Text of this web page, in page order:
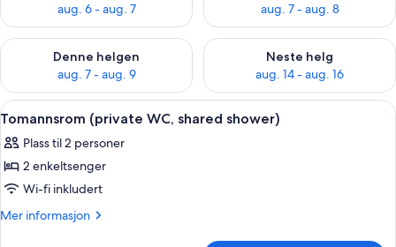
aug. 6 - aug. 7
aug. 7 - aug. 8
Denne helgen
aug. 7 - aug. 9
Sjekk tilgjengelighet for denne helgen, aug. 7 - aug. 9
Neste helg
aug. 14 - aug. 16
Sjekk tilgjengelighet for neste
Åpne
alle
bildene
av
Tomannsrom
(private
Tomannsrom (private WC, shared
8
Tomannsrom (private WC, shared shower)
Plass til 2 personer
2 enkeltsenger
Wi-fi inkludert
Mer informasjon
Mer